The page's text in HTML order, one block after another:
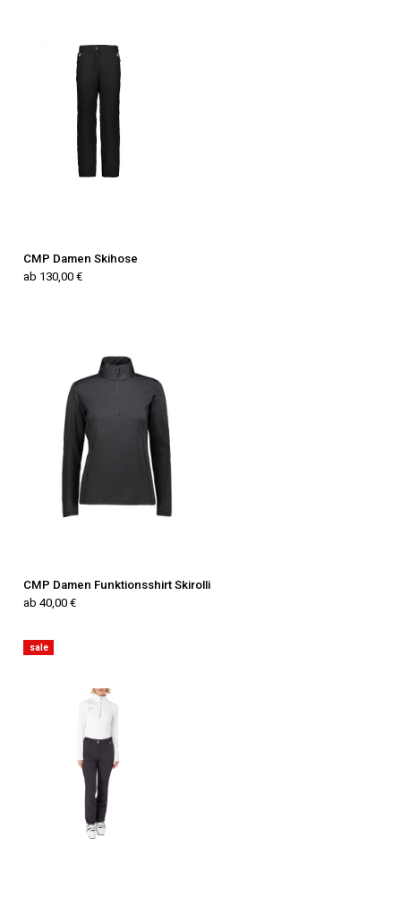
CMP Damen Skihose
ab 130,00 €
CMP Damen Funktionsshirt Skirolli
ab 40,00 €
sale